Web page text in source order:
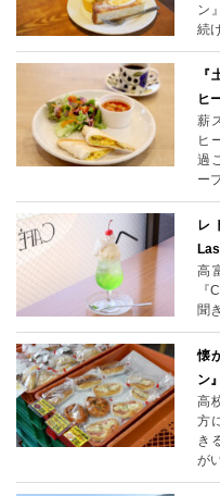
ン
続
ヒ
薪
ヒ
過
ー
レ
高
『
聞
懐
ン
高
方
き
が